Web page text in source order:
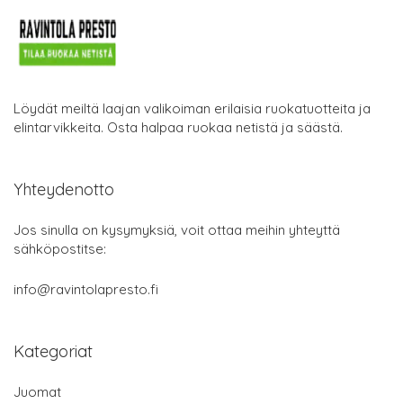
Löydät meiltä laajan valikoiman erilaisia ruokatuotteita ja
elintarvikkeita. Osta halpaa ruokaa netistä ja säästä.
Yhteydenotto
Jos sinulla on kysymyksiä, voit ottaa meihin yhteyttä
sähköpostitse:
info@ravintolapresto.fi
Kategoriat
Juomat